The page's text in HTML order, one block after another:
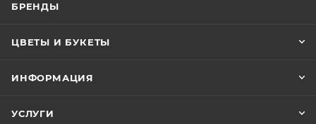
БРЕНДЫ
ЦВЕТЫ И БУКЕТЫ
ИНФОРМАЦИЯ
УСЛУГИ